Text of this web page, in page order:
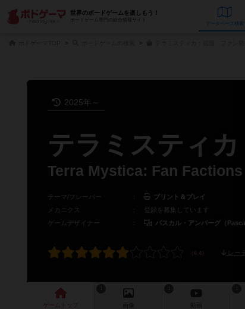
世界のボードゲームを楽しもう！
ボードゲーム専門の総合情報サイト
デー
2025年～
テラミスティ
Terra Mystica: Fan Factions
テーマ/フレーバー ：
プリント＆プレイ
メカニクス
：
登録を募集しています
ゲームデザイナー
： パスカル・アンバーグ（
レー
ゲーム 画像